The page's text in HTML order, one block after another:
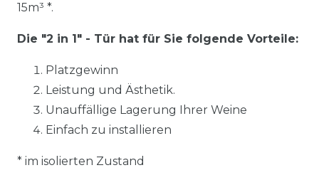
15m³ *.
Die "2 in 1" - Tür hat für Sie folgende Vorteile:
Platzgewinn
Leistung und Ästhetik.
Unauffällige Lagerung Ihrer Weine
Einfach zu installieren
* im isolierten Zustand